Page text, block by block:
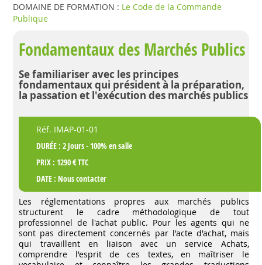
DOMAINE DE FORMATION : Le Code de la Commande
Publique
Fondamentaux des Marchés Publics
Se familiariser avec les principes
fondamentaux qui président à la préparation,
la passation et l'exécution des marchés publics
Réf. IMAP-01-01
DURÉE : 2 Jours - 100% en salle
PRIX : 1290 € TTC
DATE :Nous contacter
Les réglementations propres aux marchés publics
structurent le cadre méthodologique de tout
professionnel de l'achat public. Pour les agents qui ne
sont pas directement concernés par l'acte d'achat, mais
qui travaillent en liaison avec un service Achats,
comprendre l'esprit de ces textes, en maîtriser le